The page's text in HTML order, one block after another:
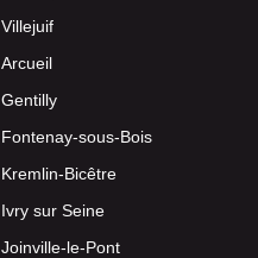
Villejuif
Arcueil
Gentilly
Fontenay-sous-Bois
Kremlin-Bicêtre
Ivry sur Seine
Joinville-le-Pont